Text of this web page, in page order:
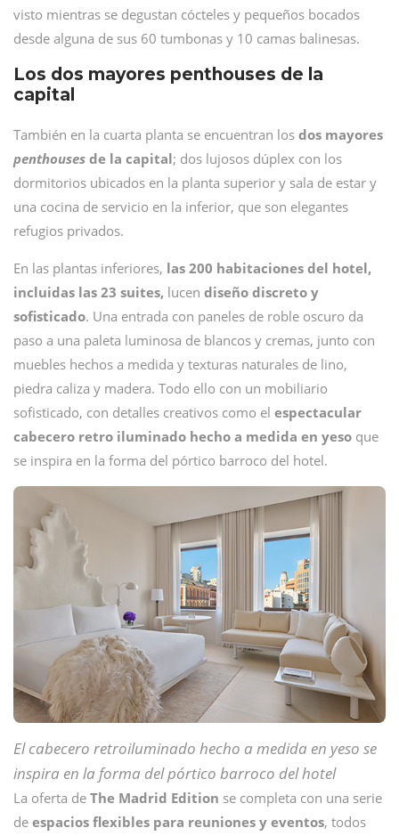
visto mientras se degustan cócteles y pequeños bocados
desde alguna de sus 60 tumbonas y 10 camas balinesas.
Los dos mayores penthouses de la
capital
También en la cuarta planta se encuentran los dos mayores
penthouses de la capital; dos lujosos dúplex con los
dormitorios ubicados en la planta superior y sala de estar y
una cocina de servicio en la inferior, que son elegantes
refugios privados.
En las plantas inferiores, las 200 habitaciones del hotel,
incluidas las 23 suites, lucen diseño discreto y
sofisticado. Una entrada con paneles de roble oscuro da
paso a una paleta luminosa de blancos y cremas, junto con
muebles hechos a medida y texturas naturales de lino,
piedra caliza y madera. Todo ello con un mobiliario
sofisticado, con detalles creativos como el espectacular
cabecero retro iluminado hecho a medida en yeso que
se inspira en la forma del pórtico barroco del hotel.
El cabecero retroiluminado hecho a medida en yeso se
inspira en la forma del pórtico barroco del hotel
La oferta de The Madrid Edition se completa con una serie
de espacios flexibles para reuniones y eventos, todos